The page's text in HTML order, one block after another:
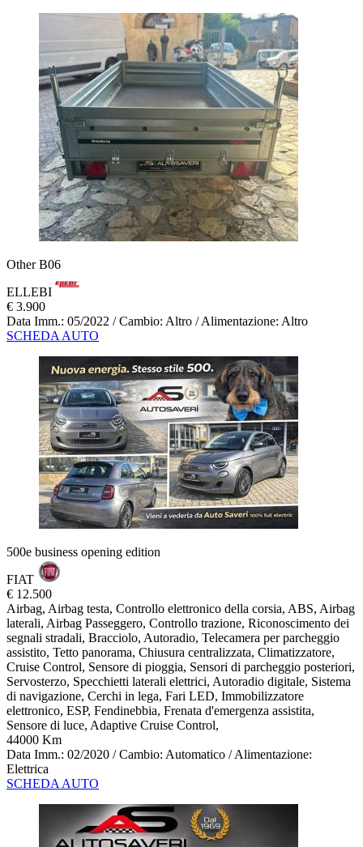
Other B06
ELLEBI
€ 3.900
Data Imm.: 05/2022 / Cambio: Altro / Alimentazione: Altro
SCHEDA AUTO
500e business opening edition
FIAT
€ 12.500
Airbag, Airbag testa, Controllo elettronico della corsia, ABS, Airbag
laterali, Airbag Passeggero, Controllo trazione, Riconoscimento dei
segnali stradali, Bracciolo, Autoradio, Telecamera per parcheggio
assistito, Tetto panorama, Chiusura centralizzata, Climatizzatore,
Cruise Control, Sensore di pioggia, Sensori di parcheggio posteriori,
Servosterzo, Specchietti laterali elettrici, Autoradio digitale, Sistema
di navigazione, Cerchi in lega, Fari LED, Immobilizzatore
elettronico, ESP, Fendinebbia, Frenata d'emergenza assistita,
Sensore di luce, Adaptive Cruise Control,
44000 Km
Data Imm.: 02/2020 / Cambio: Automatico / Alimentazione:
Elettrica
SCHEDA AUTO